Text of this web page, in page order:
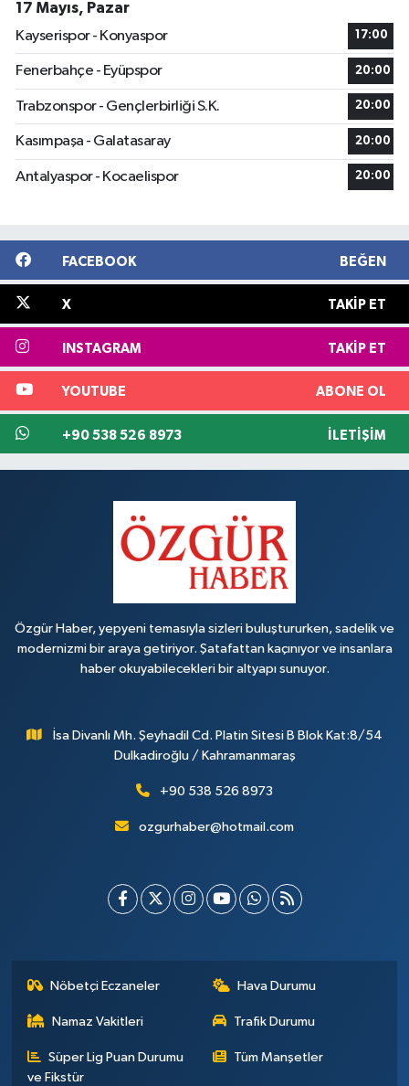
17 Mayıs, Pazar
Kayserispor - Konyaspor
17:00
Fenerbahçe - Eyüpspor 20:00
Trabzonspor - Gençlerbirliği S.K. 20:00
Kasımpaşa - Galatasaray 20:00
Antalyaspor - Kocaelispor 20:00
FACEBOOK BEĞEN
X TAKIP ET
INSTAGRAM TAKIP ET
YOUTUBE ABONE OL
+90 538 526 8973 İLETIŞIM
Özgür Haber, yepyeni temasıyla sizleri buluştururken, sadelik ve
modernizmi bir araya getiriyor. Şatafattan kaçınıyor ve insanlara
haber okuyabilecekleri bir altyapı sunuyor.
İsa Divanlı Mh. Şeyhadil Cd. Platin Sitesi B Blok Kat:8/54
Dulkadiroğlu / Kahramanmaraş
+90 538 526 8973
ozgurhaber@hotmail.com
Nöbetçi Eczaneler Hava Durumu
Namaz Vakitleri Trafik Durumu
Süper Lig Puan Durumu
ve Fikstür
Tüm Manşetler